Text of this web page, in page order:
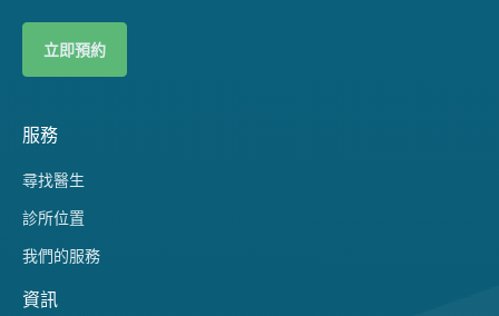
立即預約
服務
尋找醫生
診所位置
我們的服務
資訊